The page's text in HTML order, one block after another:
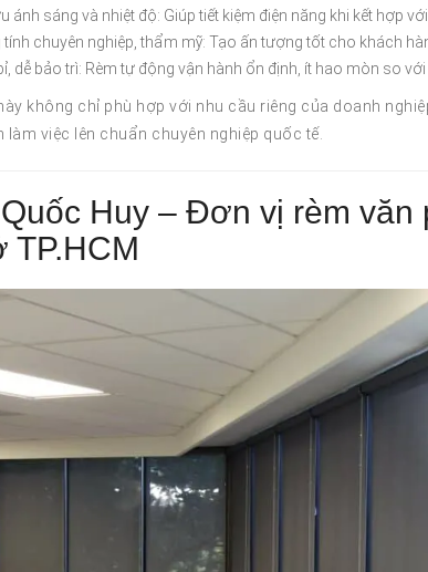
ánh sáng và nhiệt độ: Giúp tiết kiệm điện năng khi kết hợp
tính chuyên nghiệp, thẩm mỹ: Tạo ấn tượng tốt cho khách
dễ bảo trì: Rèm tự động vận hành ổn định, ít hao mòn so với
không chỉ phù hợp với nhu cầu riêng của doanh
làm việc lên chuẩn chuyên nghiệp quốc tế.
Huy – Đơn vị rèm văn
TP.HCM